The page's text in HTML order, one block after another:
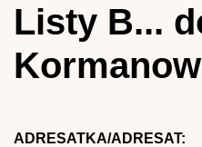
Listy B...
ADRESATKA/ADRESAT: